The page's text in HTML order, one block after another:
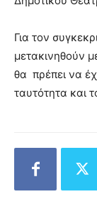
Για τον
μετακινηθούν
θα πρέπει να
ταυτότητα και